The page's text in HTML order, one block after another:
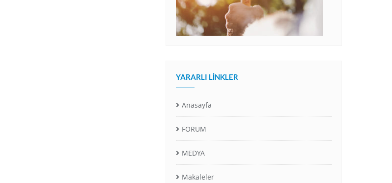
YARARLI LINKLER
Anasayfa
FORUM
MEDYA
Makaleler